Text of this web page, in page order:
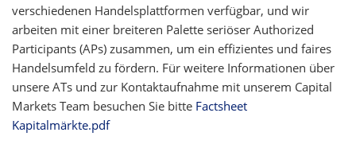
verschiedenen Handelsplattformen verfügbar, und wir
arbeiten mit einer breiteren Palette seriöser Authorized
Participants (APs) zusammen, um ein effizientes und faires
Handelsumfeld zu fördern. Für weitere Informationen über
unsere ATs und zur Kontaktaufnahme mit unserem Capital
Markets Team besuchen Sie bitte Factsheet
Kapitalmärkte.pdf